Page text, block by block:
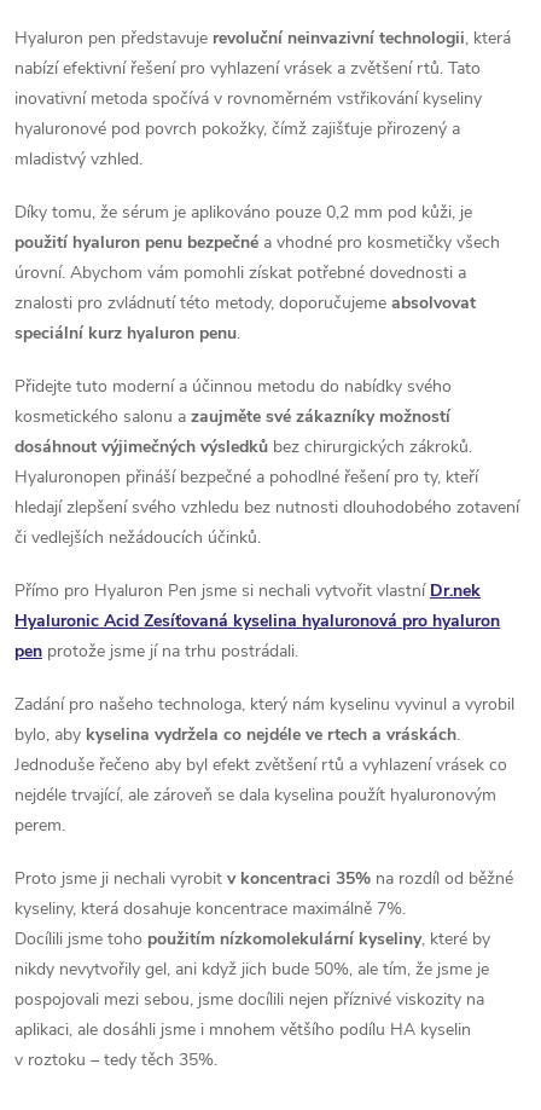
d
a
c
í
p
r
v
k
y
v
ý
p
i
s
u
á
n
k
o
v
á
n
í
Hyaluron pen představuje revoluční neinvazivní technologii, která
nabízí efektivní řešení pro vyhlazení vrásek a zvětšení rtů. Tato
inovativní metoda spočívá v rovnoměrném vstřikování kyseliny
hyaluronové pod povrch pokožky, čímž zajišťuje přirozený a
mladistvý vzhled.
Díky tomu, že sérum je aplikováno pouze 0,2 mm pod kůži, je
použití hyaluron penu bezpečné a vhodné pro kosmetičky všech
úrovní. Abychom vám pomohli získat potřebné dovednosti a
znalosti pro zvládnutí této metody, doporučujeme absolvovat
speciální kurz hyaluron penu.
Přidejte tuto moderní a účinnou metodu do nabídky svého
kosmetického salonu a zaujměte své zákazníky možností
dosáhnout výjimečných výsledků bez chirurgických zákroků.
Hyaluronopen přináší bezpečné a pohodlné řešení pro ty, kteří
hledají zlepšení svého vzhledu bez nutnosti dlouhodobého zotavení
či vedlejších nežádoucích účinků.
Přímo pro Hyaluron Pen jsme si nechali vytvořit vlastní Dr.nek
Hyaluronic Acid Zesíťovaná kyselina hyaluronová pro hyaluron
pen protože jsme jí na trhu postrádali.
Zadání pro našeho technologa, který nám kyselinu vyvinul a vyrobil
bylo, aby kyselina vydržela co nejdéle ve rtech a vráskách.
Jednoduše řečeno aby byl efekt zvětšení rtů a vyhlazení vrásek co
nejdéle trvající, ale zároveň se dala kyselina použít hyaluronovým
perem.
Proto jsme ji nechali vyrobit v koncentraci 35% na rozdíl od běžné
kyseliny, která dosahuje koncentrace maximálně 7%.
Docílili jsme toho použitím nízkomolekulární kyseliny, které by
nikdy nevytvořily gel, ani když jich bude 50%, ale tím, že jsme je
pospojovali mezi sebou, jsme docílili nejen příznivé viskozity na
aplikaci, ale dosáhli jsme i mnohem většího podílu HA kyselin
v roztoku – tedy těch 35%.